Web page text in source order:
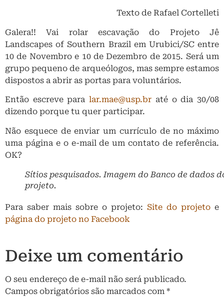
Texto de Rafael Cortelleti
Galera!! Vai rolar escavação do Projeto Jê
Landscapes of Southern Brazil em Urubici/SC entre
10 de Novembro e 10 de Dezembro de 2015. Será um
grupo pequeno de arqueólogos, mas sempre estamos
dispostos a abrir as portas para voluntários.
Então escreve paralar.mae@usp.br até o dia 30/08
dizendo porque tu quer participar.
Não esquece de enviar um currículo de no máximo
uma página e o e-mail de um contato de referência.
OK?
Sítios pesquisados. Imagem do Banco de dados
projeto.
Para saber mais sobre o projeto: Site do projeto e
página do projeto no Facebook
Deixe um comentário
O seu endereço de e-mail não será publicado.
Campos obrigatórios são marcados com *